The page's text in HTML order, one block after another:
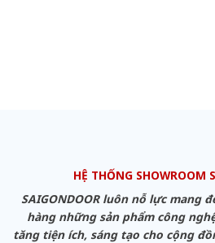
HỆ THỐNG SHOWROOM
SAIGONDOOR luôn nỗ lực mang
hàng những sản phẩm công
tăng tiện ích, sáng tạo cho cộng